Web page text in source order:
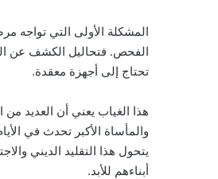
المشكلة الأولى التي تواجه
الفحص. فتحاليل الكشف عن
تحتاج إلى أجهزة معقدة.
هذا الغياب يعني أن
والمأساة الأكبر تحدث في
يتحول هذا التقليد الديني
أبناءهم للأبد.